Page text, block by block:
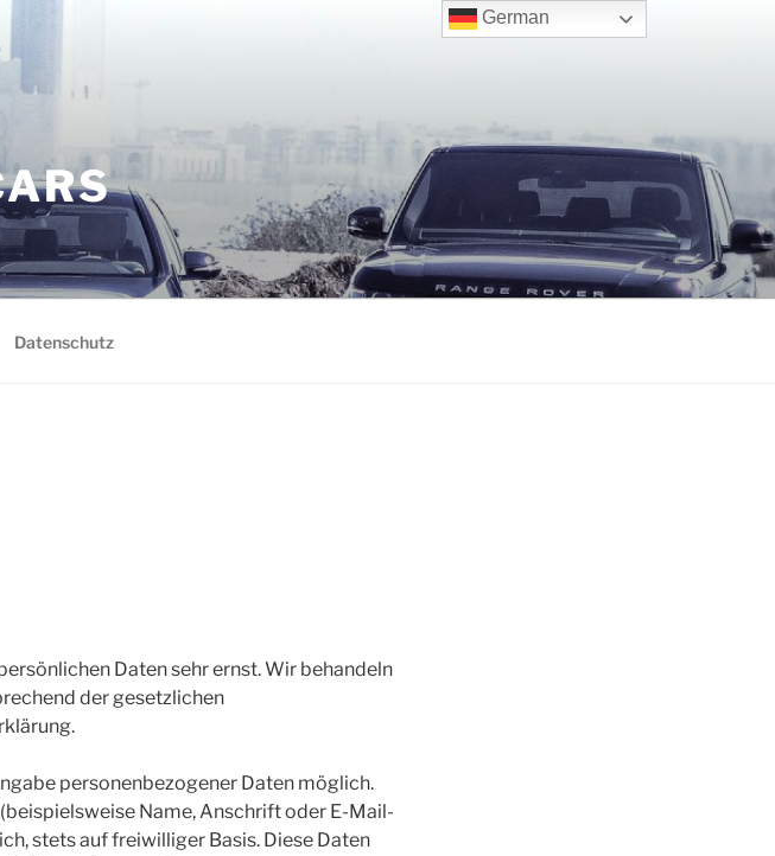
Datenschutz
Daten sehr ernst. Wir behandeln
der gesetzlichen
personenbezogener Daten möglich.
Name, Anschrift oder E-Mail-
stets auf freiwilliger Basis. Diese Daten
German